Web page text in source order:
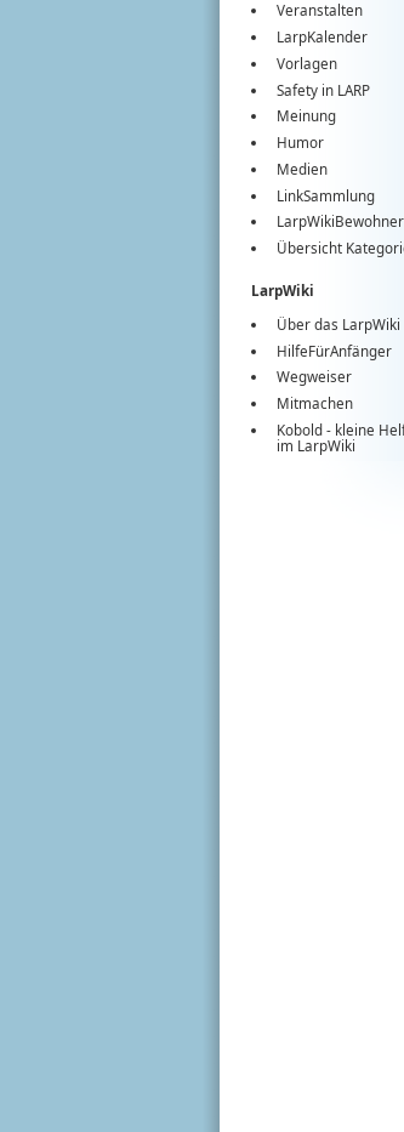
Veranstalten
LarpKalender
Vorlagen
Safety in LARP
Meinung
Humor
Medien
LinkSammlung
LarpWikiBewohner
Übersicht
LarpWiki
Über das LarpWiki
HilfeFürAnfänger
Wegweiser
Mitmachen
Kobold - kleine
im LarpWiki